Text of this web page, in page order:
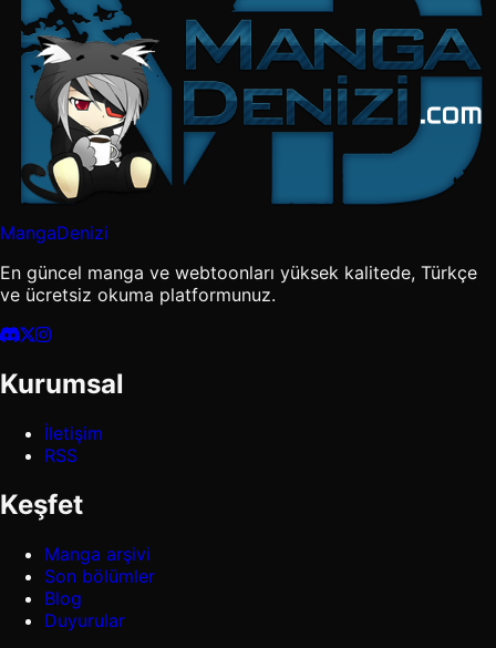
MangaDenizi
En güncel manga ve webtoonları yüksek kalitede, Türkçe
ve ücretsiz okuma platformunuz.
Kurumsal
İletişim
RSS
Keşfet
Manga arşivi
Son bölümler
Blog
Duyurular